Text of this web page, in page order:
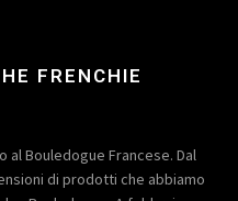
FRENCHIE
al Bouledogue Francese. Dal
di prodotti che abbiamo